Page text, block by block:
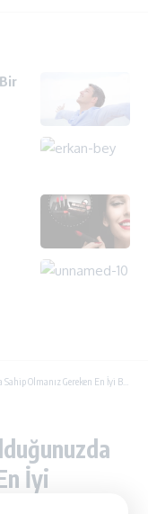
Olmanız Gereken En İyi Beceriler
İyi